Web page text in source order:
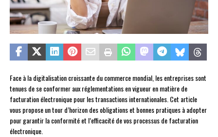
Face à la digitalisation croissante du commerce mondial, les entreprises sont
tenues de se conformer aux réglementations en vigueur en matière de
facturation électronique pour les transactions internationales. Cet article
vous propose un tour d’horizon des obligations et bonnes pratiques à adopter
pour garantir la conformité et l’efficacité de vos processus de facturation
électronique.